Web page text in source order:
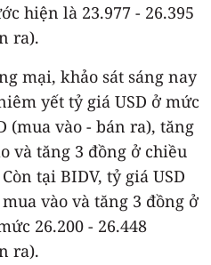
hiện là 23.977 - 26.395
ra).
mại, khảo sát sáng nay
yết tỷ giá USD ở mức
(mua vào - bán ra), tăng
và tăng 3 đồng ở chiều
tại BIDV, tỷ giá USD
vào và tăng 3 đồng ở
26.200 - 26.448
ra).